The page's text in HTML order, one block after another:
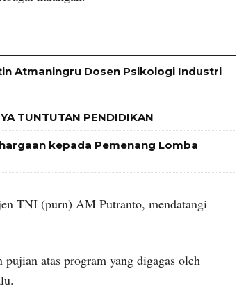
Atmaningru Dosen Psikologi Industri
TUNTUTAN PENDIDIKAN
kepada Pemenang Lomba
TNI (purn) AM Putranto, mendatangi
atas program yang digagas oleh